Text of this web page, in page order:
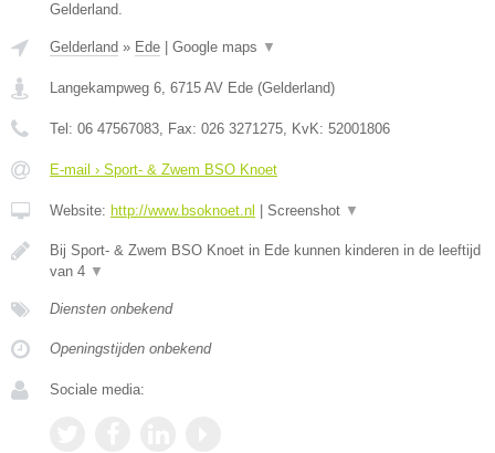
Gelderland.
Gelderland » Ede Google maps ▼
Langekampweg 6, 6715 AV Ede (Gelderland)
Tel: 06 47567083, Fax: 026 3271275, KvK: 52001806
E-mail › Sport- & Zwem BSO Knoet
Website: http://www.bsoknoet.nl Screenshot ▼
Bij Sport- & Zwem BSO Knoet in Ede kunnen kinderen in de leeftijd
van 4 ▼
Diensten onbekend
Openingstijden onbekend
Sociale media: